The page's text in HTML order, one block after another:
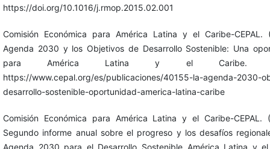
https://doi.org/10.1016/j.rmop.2015.02.001
Comisión Económica para América Latina y el Caribe-CEPAL.
Agenda 2030 y los Objetivos de Desarrollo Sostenible: Una
para América Latina y el Caribe.
https://www.cepal.org/es/publicaciones/40155-la-agenda-2030-
desarrollo-sostenible-oportunidad-america-latina-caribe
Comisión Económica para América Latina y el Caribe-CEPAL.
Segundo informe anual sobre el progreso y los desafíos
Agenda 2030 para el Desarrollo Sostenible América Latina y